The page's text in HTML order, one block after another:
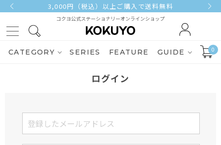
3,000円（税込）以上ご購入で送料無料
コクヨ公式ステーショナリーオンラインショップ
CATEGORY SERIES FEATURE GUIDE 0
ログイン